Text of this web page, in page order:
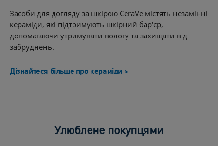
Засоби для догляду за шкірою CeraVe містять незамінні
кераміди, які підтримують шкірний бар'єр,
допомагаючи утримувати вологу та захищати від
забруднень.
Дізнайтеся більше про кераміди >
Улюблене покупцями